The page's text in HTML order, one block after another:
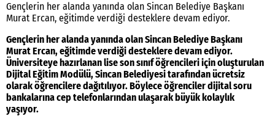
Gençlerin her alanda yanında olan Sincan Belediye Başkanı
Murat Ercan, eğitimde verdiği desteklere devam ediyor.
Gençlerin her alanda yanında olan Sincan Belediye Başkanı
Murat Ercan, eğitimde verdiği desteklere devam ediyor.
Üniversiteye hazırlanan lise son sınıf öğrencileri için oluşturulan
Dijital Eğitim Modülü, Sincan Belediyesi tarafından ücretsiz
olarak öğrencilere dağıtılıyor. Böylece öğrenciler dijital soru
bankalarına cep telefonlarından ulaşarak büyük kolaylık
yaşıyor.